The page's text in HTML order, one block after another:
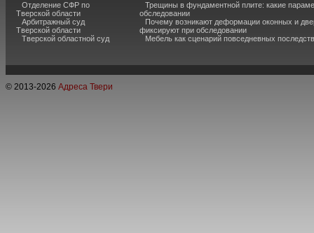
Отделение СФР по
Тверской области
Арбитражный суд
Тверской области
Тверской областной суд
Трещины в фундаментной плите: какие
обследовании
Почему возникают деформации оконных и
фиксируют при обследовании
Мебель как сценарий повседневных
© 2013-2026 Адреса Твери